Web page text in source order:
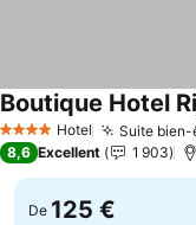
4 Étoiles Hotel Suite bien-
Boutique Hotel
8,6 Excellent 1 903
De 125 €